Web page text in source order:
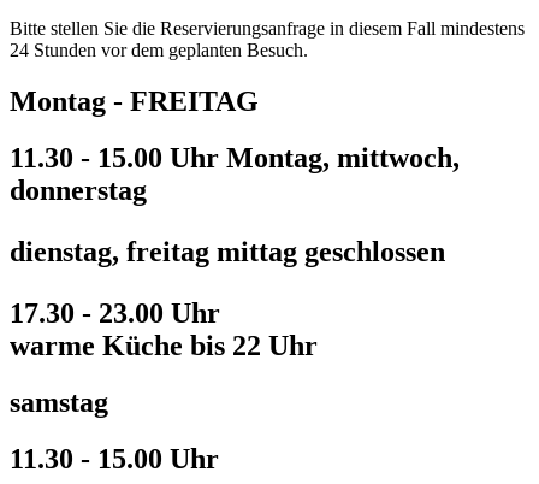
Bitte stellen Sie die Reservierungsanfrage in diesem Fall mindestens
24 Stunden vor dem geplanten Besuch.
Montag - FREITAG
11.30 - 15.00 Uhr Montag, mittwoch,
donnerstag
dienstag, freitag mittag geschlossen
17.30 - 23.00 Uhr
warme Küche bis 22 Uhr
samstag
11.30 - 15.00 Uhr